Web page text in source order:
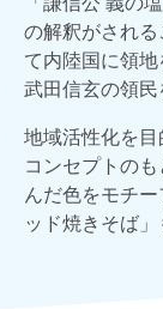
の解釈がされ
て内陸国に領
武田信玄の領
地域活性化を
コンセプトの
んだ色をモチ
ッド焼きそば